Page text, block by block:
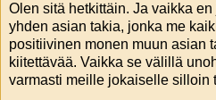
Olen sitä hetkittäin. Ja vaikka
yhden asian takia, jonka me
positiivinen monen muun asian
kiitettävää. Vaikka se välillä
varmasti meille jokaiselle silloin